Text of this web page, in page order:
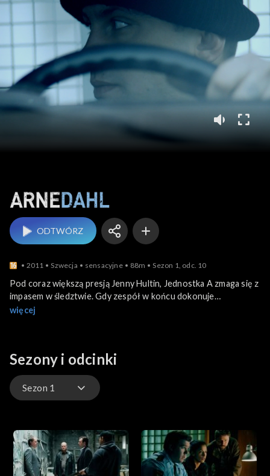
Arne Dahl
ODTWÓRZ
2011 Szwecja sensacyjne 88m Sezon 1, odc. 10
Pod coraz większą presją Jenny Hultin, Jednostka A zmaga się z
impasem w śledztwie. Gdy zespół w końcu dokonuje
przełomowego odkrycia, może być już jednak za późno...
więcej
Sezony i odcinki
Sezon 1
Sezon 2